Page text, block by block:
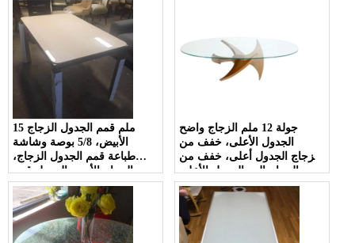
15 ملم قمم الجدول الزجاج
الأبيض، 5/8 بوصة وشاشة
طباعة قمم الجدول الزجاج،
والزجاج الأبيض الجدول قمم
المورد والشركة المصنعة
جولة 12 ملم الزجاج واضح
الجدول الأعلى، خفف من
الزجاج الجدول أعلى، خفف من
الزجاج البن الجدول الأعلى